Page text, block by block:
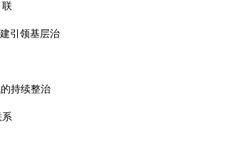
引领基层治
持续整治
系